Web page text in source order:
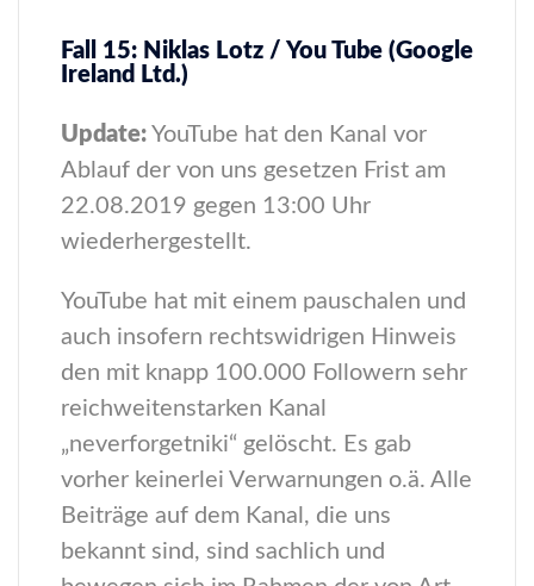
Fall 15: Niklas Lotz / You Tube (Google
Ireland Ltd.)
Update: YouTube hat den Kanal vor
Ablauf der von uns gesetzen Frist am
22.08.2019 gegen 13:00 Uhr
wiederhergestellt.
YouTube hat mit einem pauschalen und
auch insofern rechtswidrigen Hinweis
den mit knapp 100.000 Followern sehr
reichweitenstarken Kanal
„neverforgetniki“ gelöscht. Es gab
vorher keinerlei Verwarnungen o.ä. Alle
Beiträge auf dem Kanal, die uns
bekannt sind, sind sachlich und